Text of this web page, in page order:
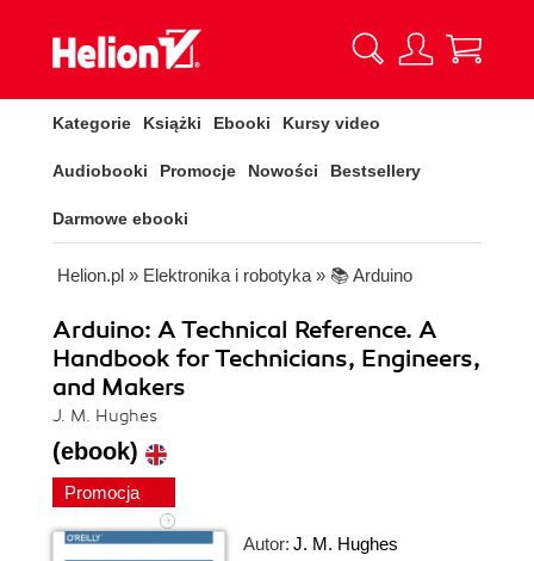
Kategorie Książki Ebooki Kursy video
Audiobooki Promocje Nowości Bestsellery
Darmowe ebooki
Helion.pl » Elektronika i robotyka » 📚 Arduino
Arduino: A Technical Reference. A
Handbook for Technicians, Engineers,
and Makers
J. M. Hughes
(ebook)
Promocja
Autor: J. M. Hughes